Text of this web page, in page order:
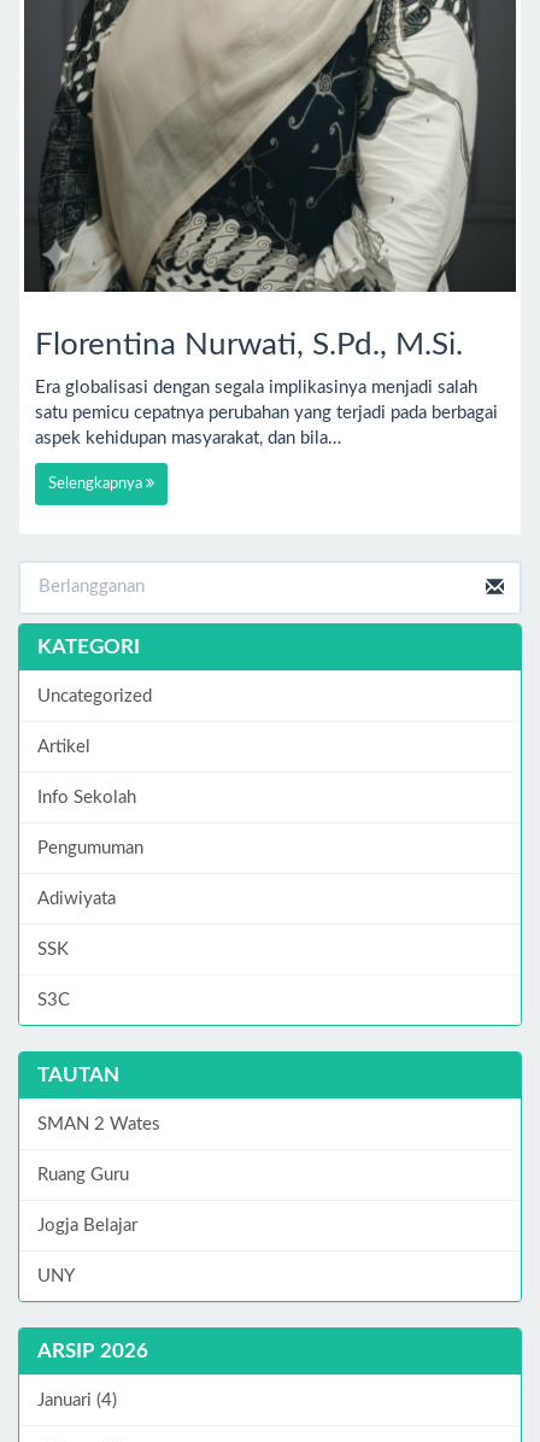
Florentina Nurwati, S.Pd., M.Si.
Era globalisasi dengan segala implikasinya menjadi salah
satu pemicu cepatnya perubahan yang terjadi pada berbagai
aspek kehidupan masyarakat, dan bila…
Selengkapnya
KATEGORI
Uncategorized
Artikel
Info Sekolah
Pengumuman
Adiwiyata
SSK
S3C
TAUTAN
SMAN 2 Wates
Ruang Guru
Jogja Belajar
UNY
ARSIP 2026
Januari (4)